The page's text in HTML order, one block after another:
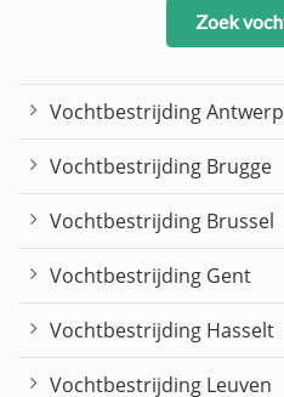
Zoek
Vochtbestrijding
Vochtbestrijding Brugge
Vochtbestrijding Brussel
Vochtbestrijding Gent
Vochtbestrijding Hasselt
Vochtbestrijding Leuven